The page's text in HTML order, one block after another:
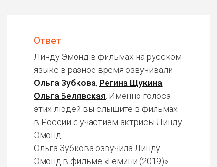
Ответ:
Линду Эмонд в фильмах на русском
языке в разное время озвучивали
Ольга Зубкова, Регина Щукина,
Ольга Белявская . Именно голоса
этих людей вы слышите в фильмах
в России с участием актрисы Линду
Эмонд.
Ольга Зубкова озвучила Линду
Эмонд в фильме «Гемини (2019)».